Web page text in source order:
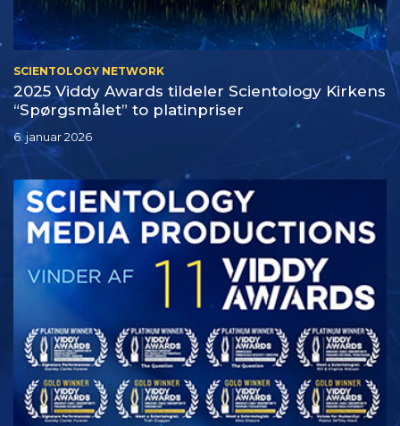
SCIENTOLOGY NETWORK
2025 Viddy Awards tildeler Scientology Kirkens
“Spørgsmålet” to platinpriser
6. januar 2026